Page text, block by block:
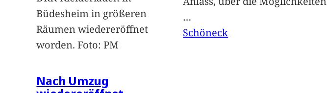
Büdesheim in größeren
Räumen wiedereröffnet
worden. Foto: PM
Nach Umzug
…
Schöneck